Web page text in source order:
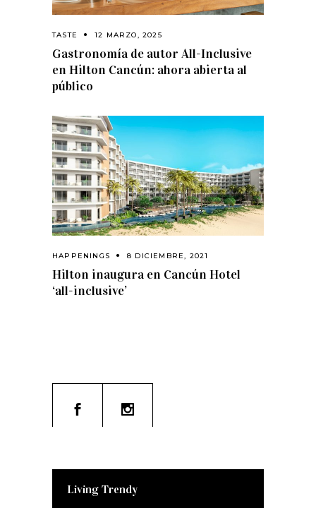
TASTE 12 MARZO, 2025
Gastronomía de autor All-Inclusive
en Hilton Cancún: ahora abierta al
público
HAPPENINGS 8 DICIEMBRE, 2021
Hilton inaugura en Cancún Hotel
‘all-inclusive’
Living Trendy